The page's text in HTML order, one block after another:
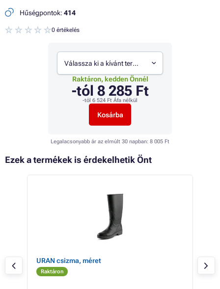
Hűségpontok: 414
0 értékelés
Válassza ki a kívánt termékváltozatot
Raktáron, kedden Önnél
-tól 8 285 Ft
-tól 6 524 Ft Áfa nélkül
Kosárba
Legalacsonyabb ár az elmúlt 30 napban: 8 005 Ft
Ezek a termékek is érdekelhetik Önt
URAN csizma, méret
Raktáron